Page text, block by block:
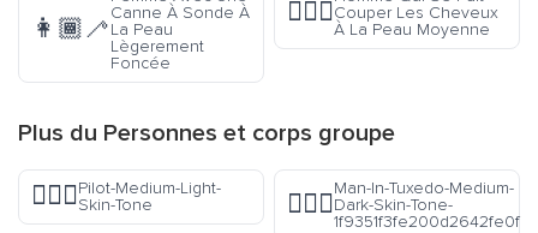
👩🏾‍🦯
Canne À Sonde À
La Peau
Lègerement
Foncée
💇🏽‍♂️Couper Les Cheveux
À La Peau Moyenne
Plus du Personnes et corps groupe
🧑🏼‍✈️Pilot-Medium-Light-
Skin-Tone
🤵🏾‍♂️
Man-In-Tuxedo-Medium-
Dark-Skin-Tone-
1f9351f3fe200d2642fe0f